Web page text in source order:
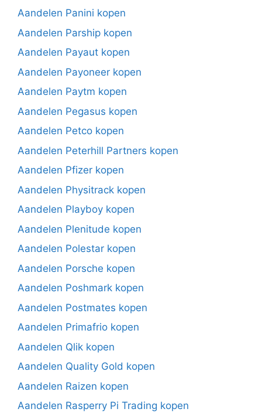
Aandelen Panini kopen
Aandelen Parship kopen
Aandelen Payaut kopen
Aandelen Payoneer kopen
Aandelen Paytm kopen
Aandelen Pegasus kopen
Aandelen Petco kopen
Aandelen Peterhill Partners kopen
Aandelen Pfizer kopen
Aandelen Physitrack kopen
Aandelen Playboy kopen
Aandelen Plenitude kopen
Aandelen Polestar kopen
Aandelen Porsche kopen
Aandelen Poshmark kopen
Aandelen Postmates kopen
Aandelen Primafrio kopen
Aandelen Qlik kopen
Aandelen Quality Gold kopen
Aandelen Raizen kopen
Aandelen Rasperry Pi Trading kopen